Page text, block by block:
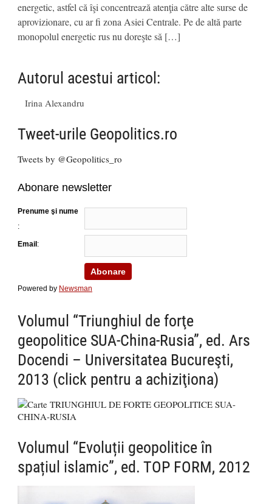
energetic, astfel că îşi concentrează atenţia către alte surse de
aprovizionare, cu ar fi zona Asiei Centrale. Pe de altă parte
monopolul energetic rus nu doreşte să […]
Autorul acestui articol:
Irina Alexandru
Tweet-urile Geopolitics.ro
Tweets by @Geopolitics_ro
Abonare newsletter
Prenume şi nume
:
Email :
Powered by Newsman
Volumul “Triunghiul de forţe
geopolitice SUA-China-Rusia”, ed. Ars
Docendi – Universitatea Bucureşti,
2013 (click pentru a achiziţiona)
Volumul “Evoluții geopolitice în
spațiul islamic”, ed. TOP FORM, 2012